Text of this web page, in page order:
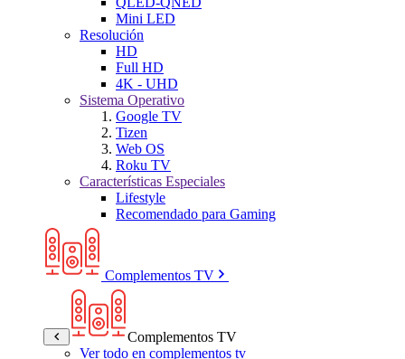
Mini LED
Resolución
HD
Full HD
4K - UHD
Sistema Operativo
Google TV
Tizen
Web OS
Roku TV
Características Especiales
Lifestyle
Recomendado para Gaming
Complementos TV
Complementos TV
Ver todo en complementos tv